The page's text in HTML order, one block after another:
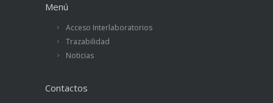
Menú
Acceso Interlaboratorios
Trazabilidad
Noticias
Contactos